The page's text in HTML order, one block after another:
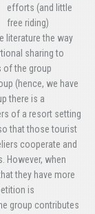
efforts (and little
free riding)
literature the way
sharing to
of the group
(hence, we have
there is a
of a resort setting
that those tourist
cooperate and
However, when
they have more
is
group contributes